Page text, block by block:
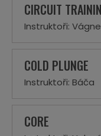
CIRCUIT
Instruktoři:
COLD PLUNGE
Instruktoři: Báča
CORE